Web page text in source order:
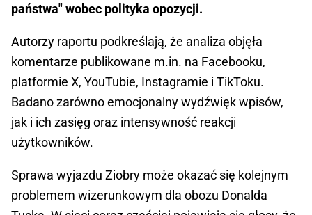
państwa" wobec polityka opozycji.
Autorzy raportu podkreślają, że analiza objęła
komentarze publikowane m.in. na Facebooku,
platformie X, YouTubie, Instagramie i TikToku.
Badano zarówno emocjonalny wydźwięk wpisów,
jak i ich zasięg oraz intensywność reakcji
użytkowników.
Sprawa wyjazdu Ziobry może okazać się kolejnym
problemem wizerunkowym dla obozu Donalda